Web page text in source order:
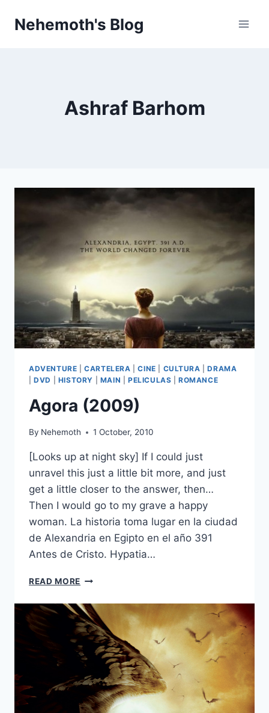
Nehemoth's Blog
Ashraf Barhom
ADVENTURE |CARTELERA |CINE CULTURA |DRAMA
|DVD HISTORY MAIN PELICULAS |ROMANCE
Agora (2009)
By Nehemoth 1 October, 2010
[Looks up at night sky] If I could just
unravel this just a little bit more, and just
get a little closer to the answer, then…
Then I would go to my grave a happy
woman. La historia toma lugar en la ciudad
de Alexandria en Egipto en el año 391
Antes de Cristo. Hypatia…
READ MORE AGORA